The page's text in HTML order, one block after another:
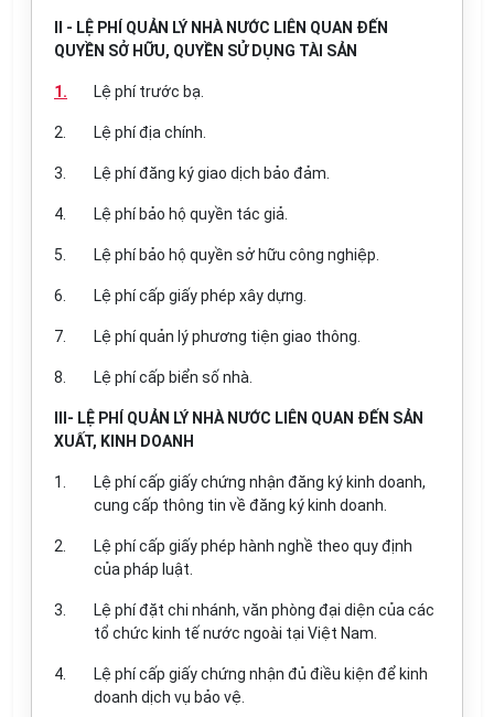
II - LỆ PHÍ QUẢN LÝ NHÀ NƯỚC LIÊN QUAN ĐẾN
QUYỀN SỞ HỮU, QUYỀN SỬ DỤNG TÀI SẢN
1. Lệ phí trước bạ.
2. Lệ phí địa chính.
3. Lệ phí đăng ký giao dịch bảo đảm.
4. Lệ phí bảo hộ quyền tác giả.
5. Lệ phí bảo hộ quyền sở hữu công nghiệp.
6. Lệ phí cấp giấy phép xây dựng.
7. Lệ phí quản lý phương tiện giao thông.
8. Lệ phí cấp biển số nhà.
III- LỆ PHÍ QUẢN LÝ NHÀ NƯỚC LIÊN QUAN ĐẾN SẢN
XUẤT, KINH DOANH
1.
Lệ phí cấp giấy chứng nhận đăng ký kinh doanh,
cung cấp thông tin về đăng ký kinh doanh.
2.
Lệ phí cấp giấy phép hành nghề theo quy định
của pháp luật.
3.
Lệ phí đặt chi nhánh, văn phòng đại diện của các
tổ chức kinh tế nước ngoài tại Việt Nam.
4.
Lệ phí cấp giấy chứng nhận đủ điều kiện để kinh
doanh dịch vụ bảo vệ.